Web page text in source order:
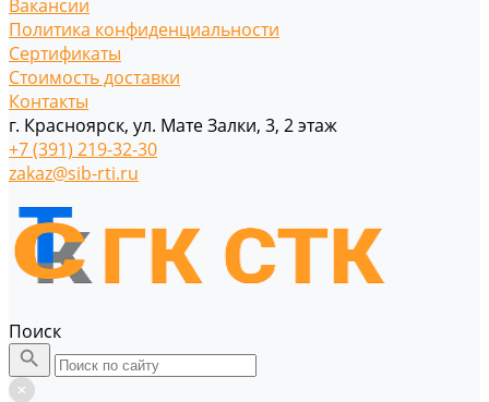
Вакансии
Политика конфиденциальности
Сертификаты
Стоимость доставки
Контакты
г. Красноярск, ул. Мате Залки, 3, 2 этаж
+7 (391) 219-32-30
zakaz@sib-rti.ru
Поиск